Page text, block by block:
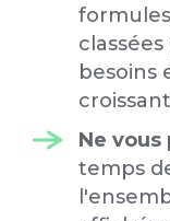
besoins
Ne
temps